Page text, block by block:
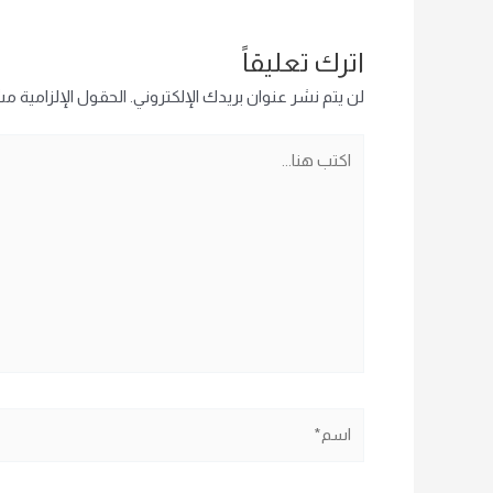
اترك تعليقاً
لن يتم نشر عنوان بريدك الإلكتروني. الحقول الإلزامية
هنا...